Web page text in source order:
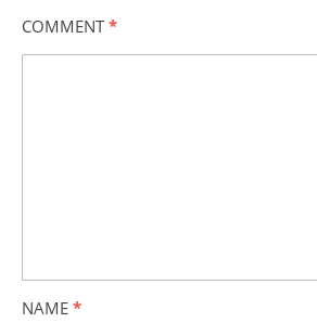
COMMENT*
NAME *